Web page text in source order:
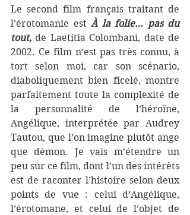
Le second film français traitant de
l’érotomanie est À la folie… pas du
tout, de Laetitia Colombani, date de
2002. Ce film n’est pas très connu, à
tort selon moi, car son scénario,
diaboliquement bien ficelé, montre
parfaitement toute la complexité de
la personnalité de l’héroïne,
Angélique, interprétée par Audrey
Tautou, que l’on imagine plutôt ange
que démon. Je vais m’étendre un
peu sur ce film, dont l’un des intérêts
est de raconter l’histoire selon deux
points de vue : celui d’Angélique,
l’érotomane, et celui de l’objet de